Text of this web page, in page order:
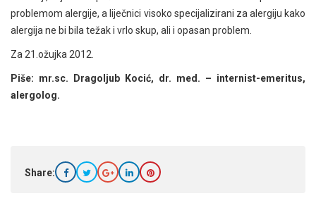
problemom alergije, a liječnici visoko specijalizirani za alergiju kako
alergija ne bi bila težak i vrlo skup, ali i opasan problem.
Za 21.ožujka 2012.
Piše: mr.sc. Dragoljub Kocić, dr. med. – internist-emeritus,
alergolog.
Share: